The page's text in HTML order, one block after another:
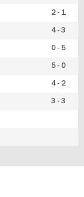
2 - 1
4 - 3
0 - 5
5 - 0
4 - 2
3 - 3